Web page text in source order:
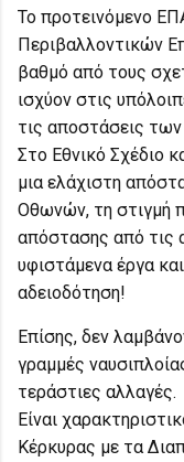
Το προτεινόμενο
Περιβαλλοντικών
βαθμό από τους
ισχύον στις
τις αποστάσεις
Στο Εθνικό Σχέδιο
μια ελάχιστη
Οθωνών, τη στιγμή
απόστασης από τις
υφιστάμενα έργα
αδειοδότηση!
Επίσης, δεν
γραμμές
τεράστιες αλλαγές.
Είναι
Κέρκυρας με τα